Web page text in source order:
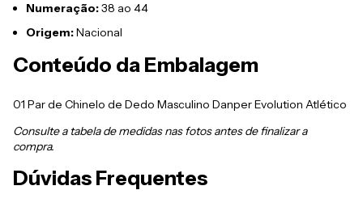
Numeração:38 ao 44
Origem:Nacional
Conteúdo da Embalagem
01 Par de Chinelo de Dedo Masculino Danper Evolution Atlético
Consulte a tabela de medidas nas fotos antes de finalizar a
compra.
Dúvidas Frequentes